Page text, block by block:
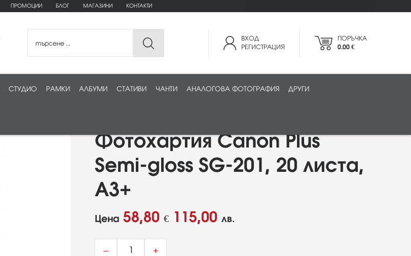
ПРОМОЦИИ БЛОГ МАГАЗИНИ КОНТАКТИ
ВХОД
РЕГИСТРАЦИЯ
ПОРЪЧКА
0.00 €
СТУДИО РАМКИ АЛБУМИ СТАТИВИ ЧАНТИ АНАЛОГОВА ФОТОГРАФИЯ ДРУГИ
Фотохартия Canon Plus
Semi-gloss SG-201, 20 листа,
A3+
Цена 58,80 € 115,00 лв.
– +